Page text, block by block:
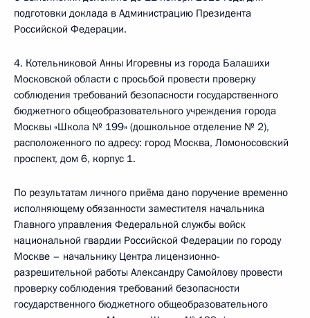
подготовки доклада в Администрацию Президента
Российской Федерации.
4. Котельниковой Анны Игоревны из города Балашихи
Московской области с просьбой провести проверку
соблюдения требований безопасности государственного
бюджетного общеобразовательного учреждения города
Москвы «Школа № 199» (дошкольное отделение № 2),
расположенного по адресу: город Москва, Ломоносовский
проспект, дом 6, корпус 1.
По результатам личного приёма дано поручение временно
исполняющему обязанности заместителя начальника
Главного управления Федеральной службы войск
национальной гвардии Российской Федерации по городу
Москве – начальнику Центра лицензионно-
разрешительной работы Александру Самойлову провести
проверку соблюдения требований безопасности
государственного бюджетного общеобразовательного